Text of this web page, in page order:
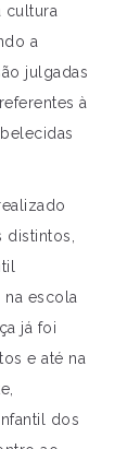
cultura
a
julgadas
à
escola
já foi
e até na
dos